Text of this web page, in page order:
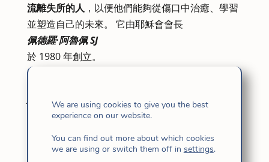
流離失所的人 ，以便他們能夠從傷口中治癒、學習
並塑造自己的未來。 它由耶穌會會長
佩德羅·阿魯佩 SJ
於 1980 年創立。
JRS工作。 目前，來自菲律賓和西班牙的三位耶穌
女兒正在泰國與緬甸接壤的北部邊境夜豐頌的JRS
牧靈陪伴計畫陪伴、服務和宣導來自緬甸的難民和
We are using cookies to give you the best
experience on our website.
You can find out more about which cookies
we are using or switch them off in settings.